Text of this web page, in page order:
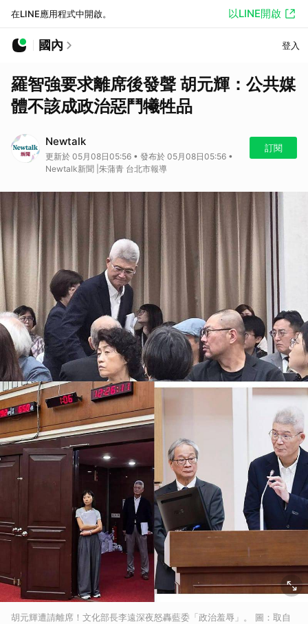
在LINE應用程式中開啟。 以LINE開啟
國內 登入
羅智強要求離席後發聲 胡元輝：公共媒
體不該成政治惡鬥犧牲品
Newtalk
更新於 05月08日05:56 • 發布於 05月08日05:56 •
Newtalk新聞 |朱蒲青 台北市報導
訂閱
胡元輝遭請離席！文化部長李遠深夜怒轟藍委「政治羞辱」。 圖：取自